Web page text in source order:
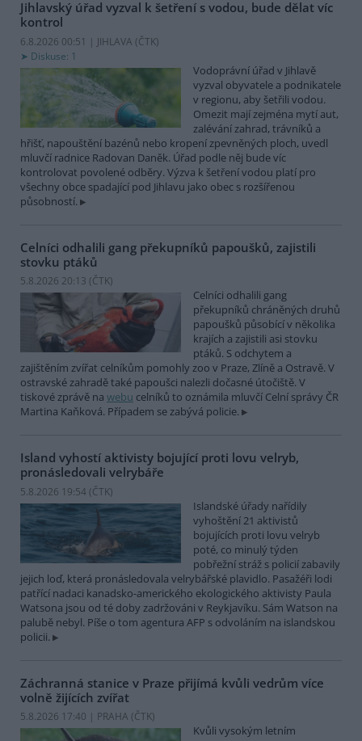
Jihlavský úřad vyzval k šetření s vodou, bude dělat víc
kontrol
6.8.2026 00:51 | JIHLAVA (ČTK)
Diskuse: 1
Vodoprávní úřad v Jihlavě
vyzval obyvatele a podnikatele
v regionu, aby šetřili vodou.
Omezit mají zejména mytí aut,
zalévání zahrad, trávníků a
hřišť, napouštění bazénů nebo kropení zpevněných ploch, uvedl
mluvčí radnice Radovan Daněk. Úřad podle něj bude víc
kontrolovat povolené odběry. Výzva k šetření vodou platí pro
všechny obce spadající pod Jihlavu jako obec s rozšířenou
působností.
Celníci odhalili gang překupníků papoušků, zajistili
stovku ptáků
5.8.2026 20:13 (ČTK)
Celníci odhalili gang
překupníků chráněných druhů
papoušků působící v několika
krajích a zajistili asi stovku
ptáků. S odchytem a
zajištěním zvířat celníkům pomohly zoo v Praze, Zlíně a Ostravě. V
ostravské zahradě také papoušci nalezli dočasné útočiště. V
tiskové zprávě na webu celníků to oznámila mluvčí Celní správy ČR
Martina Kaňková. Případem se zabývá policie.
Island vyhostí aktivisty bojující proti lovu velryb,
pronásledovali velrybáře
5.8.2026 19:54 (ČTK)
Islandské úřady nařídily
vyhoštění 21 aktivistů
bojujících proti lovu velryb
poté, co minulý týden
pobřežní stráž s policií zabavily
jejich loď, která pronásledovala velrybářské plavidlo. Pasažéři lodi
patřící nadaci kanadsko-amerického ekologického aktivisty Paula
Watsona jsou od té doby zadržováni v Reykjavíku. Sám Watson na
palubě nebyl. Píše o tom agentura AFP s odvoláním na islandskou
policii.
Záchranná stanice v Praze přijímá kvůli vedrům více
volně žijících zvířat
5.8.2026 17:40 | PRAHA (ČTK)
Kvůli vysokým letním